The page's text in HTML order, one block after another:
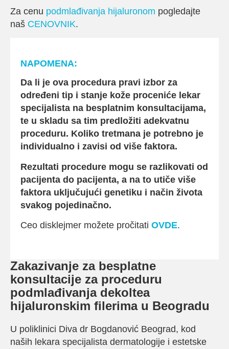
Za cenu podmlađivanja hijaluronom pogledajte
naš CENOVNIK.
NAPOMENA:
Da li je ova procedura pravi izbor za
određeni tip i stanje kože proceniće lekar
specijalista na besplatnim konsultacijama,
te u skladu sa tim predložiti adekvatnu
proceduru. Koliko tretmana je potrebno je
individualno i zavisi od više faktora.
Rezultati procedure mogu se razlikovati od
pacijenta do pacijenta, a na to utiče više
faktora uključujući genetiku i način života
svakog pojedinačno.
Ceo disklejmer možete pročitati OVDE.
Zakazivanje za besplatne
konsultacije za proceduru
podmlađivanja dekoltea
hijaluronskim filerima u Beogradu
U poliklinici Diva dr Bogdanović Beograd, kod
naših lekara specijalista dermatologije i estetske